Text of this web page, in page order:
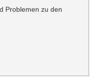
Problemen zu den